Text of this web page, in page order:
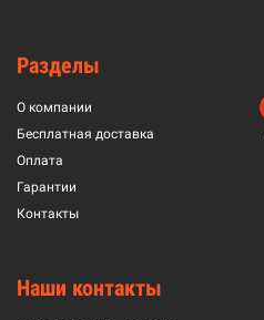
Разделы
О компании
Бесплатная доставка
Оплата
Гарантии
Контакты
Наши контакты